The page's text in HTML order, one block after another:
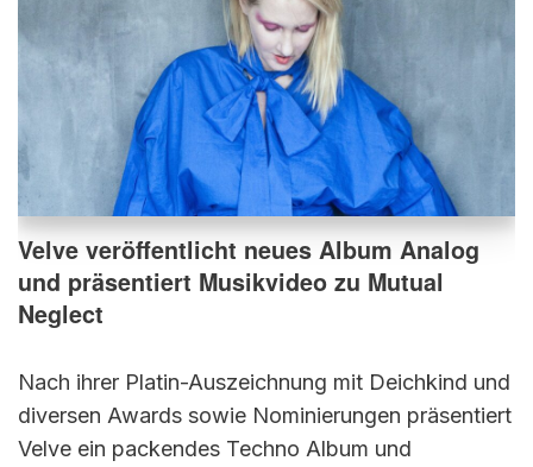
Velve veröffentlicht neues Album Analog
und präsentiert Musikvideo zu Mutual
Neglect
Nach ihrer Platin-Auszeichnung mit Deichkind und
diversen Awards sowie Nominierungen präsentiert
Velve ein packendes Techno Album und